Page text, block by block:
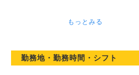
もっとみる
勤務地・勤務時間・シフト